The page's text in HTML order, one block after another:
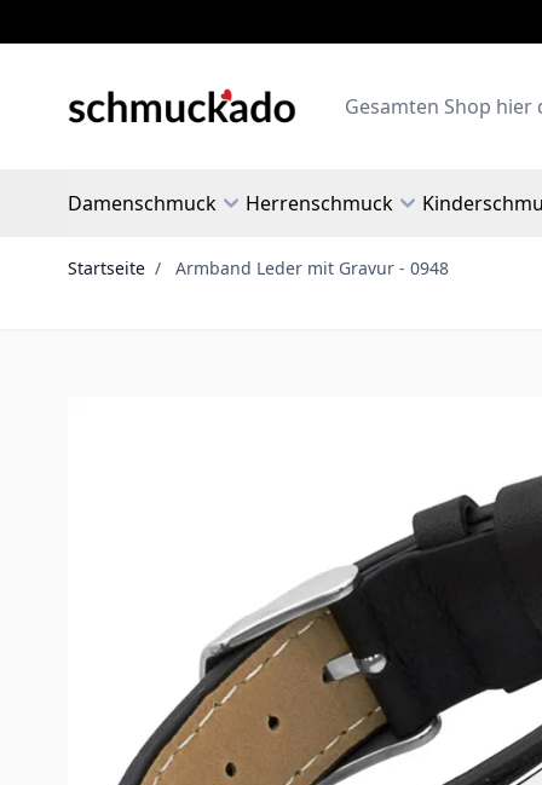
Search
Damenschmuck Herrenschmuck
Startseite / Armband Leder mit Gravur - 0948